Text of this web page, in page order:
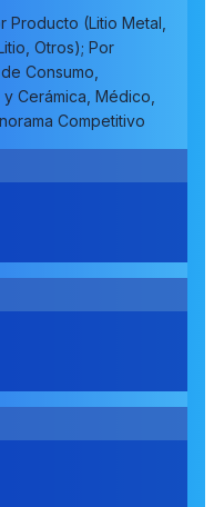
(Litio Metal,
Otros); Por
Consumo,
Cerámica, Médico,
Competitivo